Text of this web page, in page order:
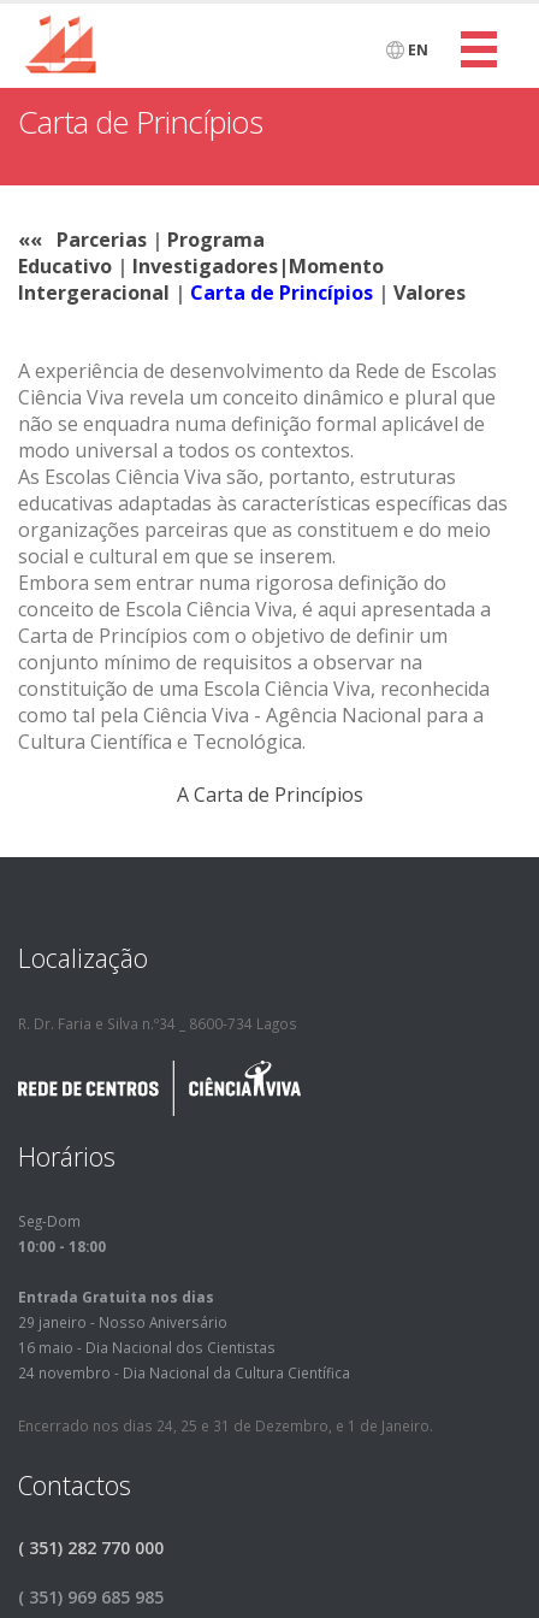
EN
Carta de Princípios
«« Parcerias | Programa
Educativo | Investigadores|Momento
Intergeracional | Carta de Princípios | Valores
A experiência de desenvolvimento da Rede de Escolas
Ciência Viva revela um conceito dinâmico e plural que
não se enquadra numa definição formal aplicável de
modo universal a todos os contextos.
As Escolas Ciência Viva são, portanto, estruturas
educativas adaptadas às características específicas das
organizações parceiras que as constituem e do meio
social e cultural em que se inserem.
Embora sem entrar numa rigorosa definição do
conceito de Escola Ciência Viva, é aqui apresentada a
Carta de Princípios com o objetivo de definir um
conjunto mínimo de requisitos a observar na
constituição de uma Escola Ciência Viva, reconhecida
como tal pela Ciência Viva - Agência Nacional para a
Cultura Científica e Tecnológica.
A Carta de Princípios
Localização
R. Dr. Faria e Silva n.º34 _ 8600-734 Lagos
Horários
Seg-Dom
10:00 - 18:00
Entrada Gratuita nos dias
29 janeiro - Nosso Aniversário
16 maio - Dia Nacional dos Cientistas
24 novembro - Dia Nacional da Cultura Científica
Encerrado nos dias 24, 25 e 31 de Dezembro, e 1 de Janeiro.
Contactos
( 351) 282 770 000
( 351) 969 685 985